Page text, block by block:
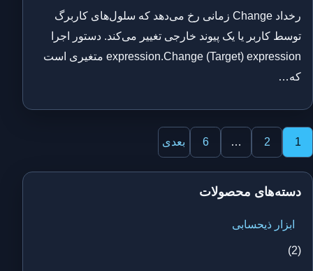
رخداد Change زمانی رخ می‌دهد که سلول‌های کاربرگ
توسط کاربر یا یک پیوند خارجی تغییر می‌کند. دستور اجرا
expression.Change (Target) expression متغیری است
که…
صفحه‌بندی
نوشته‌ها
1
2
…
6 بعدی
دسته‌های محصولات
ابزار ذیحسابی
(2)